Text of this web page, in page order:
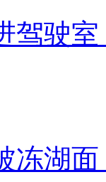
驾驶
冻湖